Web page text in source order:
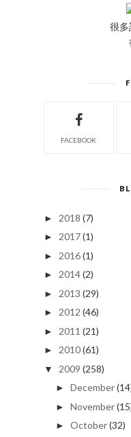
很
FACEBOOK
► 2018 (7)
► 2017(1)
► 2016(1)
► 2014(2)
► 2013 (29)
► 2012 (46)
► 2011 (21)
► 2010(61)
▼ 2009 (258)
► December
► November
► October(32)